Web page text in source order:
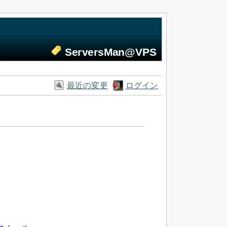
ServersMan@VPS
最近の変更 ログイン